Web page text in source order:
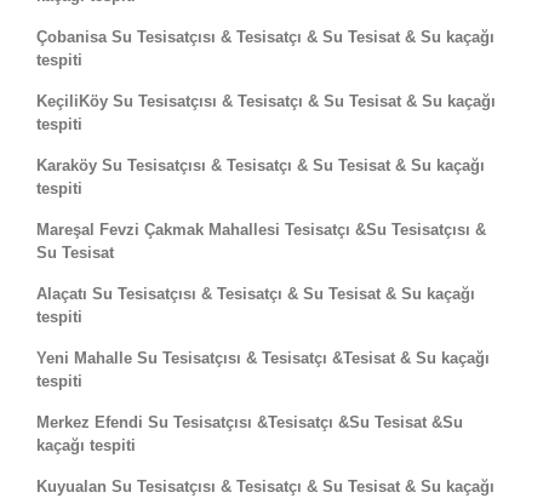
Çobanisa Su Tesisatçısı & Tesisatçı & Su Tesisat & Su kaçağı
tespiti
KeçiliKöy Su Tesisatçısı & Tesisatçı & Su Tesisat & Su kaçağı
tespiti
Karaköy Su Tesisatçısı & Tesisatçı & Su Tesisat & Su kaçağı
tespiti
Mareşal Fevzi Çakmak Mahallesi Tesisatçı &Su Tesisatçısı &
Su Tesisat
Alaçatı Su Tesisatçısı & Tesisatçı & Su Tesisat & Su kaçağı
tespiti
Yeni Mahalle Su Tesisatçısı & Tesisatçı &Tesisat & Su kaçağı
tespiti
Merkez Efendi Su Tesisatçısı &Tesisatçı &Su Tesisat &Su
kaçağı tespiti
Kuyualan Su Tesisatçısı & Tesisatçı & Su Tesisat & Su kaçağı